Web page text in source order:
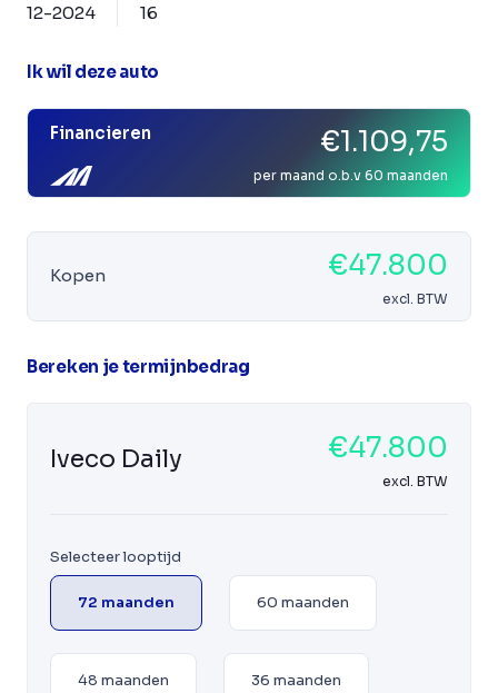
12-2024 16
Ik wil deze auto
Financieren €1.109,75
per maand o.b.v 60 maanden
Kopen €47.800
excl. BTW
Bereken je termijnbedrag
Iveco Daily €47.800
excl. BTW
Selecteer looptijd
72 maanden 60 maanden
48 maanden 36 maanden